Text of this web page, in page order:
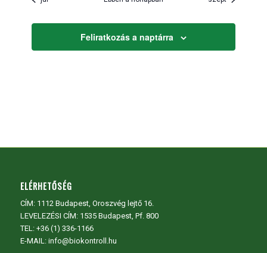
Feliratkozás a naptárra
ELÉRHETŐSÉG
CÍM: 1112 Budapest, Oroszvég lejtő 16.
LEVELEZÉSI CÍM: 1535 Budapest, Pf. 800
TEL: +36 (1) 336-1166
E-MAIL: info@biokontroll.hu